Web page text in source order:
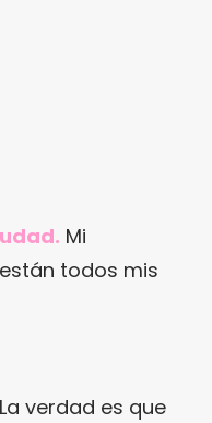
Mi
todos mis
verdad es que